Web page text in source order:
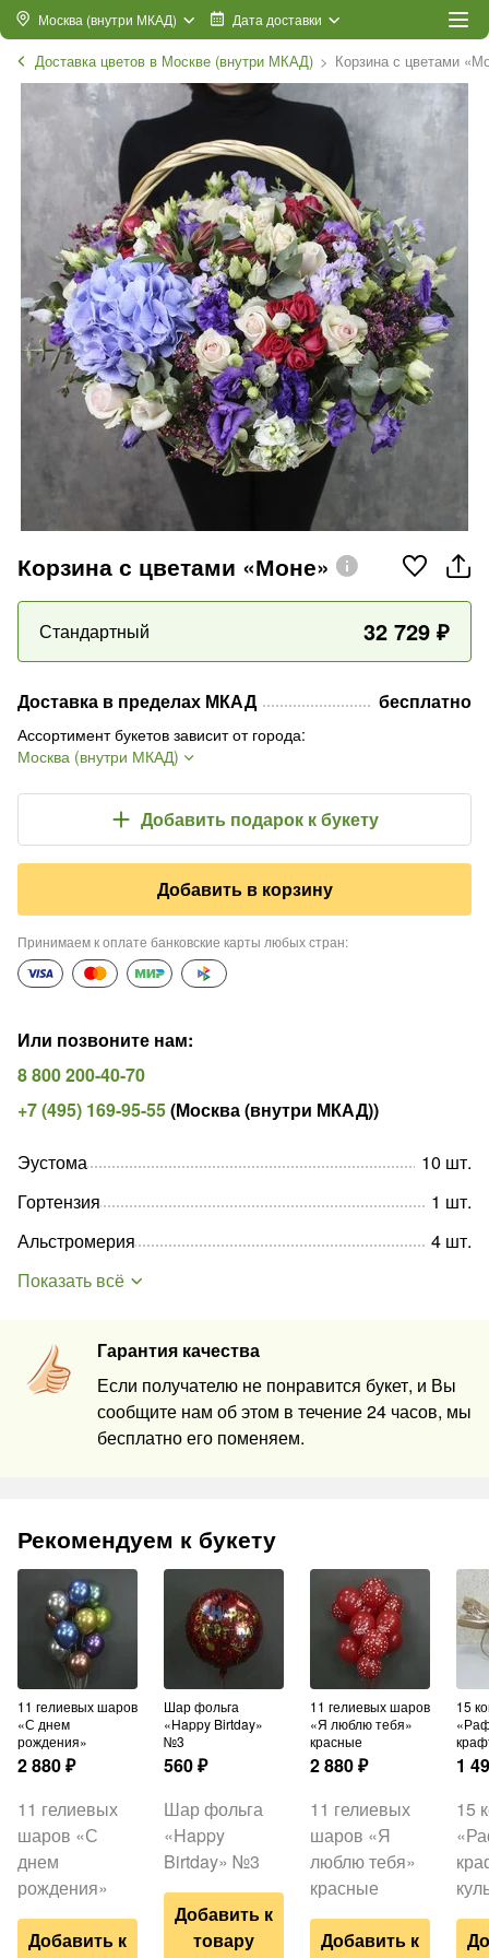
Москва (внутри МКАД) Дата доставки
Доставка цветов в Москве (внутри МКАД) Корзина с цветами
Корзина с цветами «Моне»
Стандартный 32 729 ₽
Доставка в пределах МКАД бесплатно
Ассортимент букетов зависит от города:
Москва (внутри МКАД)
Добавить подарок к букету
Добавить в корзину
Принимаем к оплате банковские карты любых стран:
Или позвоните нам:
8 800 200-40-70
+7 (495) 169-95-55(Москва (внутри МКАД))
Гарантия качества
Если получателю не понравится букет, и Вы
сообщите нам об этом в течение 24 часов, мы
бесплатно его поменяем.
Эустома 10 шт.
Гортензия
1 шт.
Альстромерия
4 шт.
Показать всё
Рекомендуем к букету
11 гелиевых шаров
«С днем
рождения»
2 880₽
11 гелиевых
шаров «С
днем
рождения»
Добавить к
Шар фольга
«Happy Birtday»
№3
560₽
Шар фольга
«Happy
Birtday» №3
Добавить к
товару
11 гелиевых шаров
«Я люблю тебя»
красные
2 880₽
11 гелиевых
шаров «Я
люблю тебя»
красные
Добавить к
15 конфет
1
15